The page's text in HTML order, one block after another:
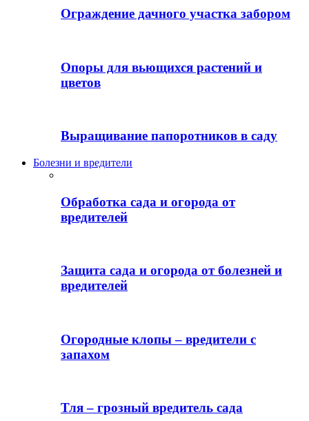
Ограждение дачного участка забором
Опоры для вьющихся растений и
цветов
Выращивание папоротников в саду
Болезни и вредители
Обработка сада и огорода от
вредителей
Защита сада и огорода от болезней и
вредителей
Огородные клопы – вредители с
запахом
Тля – грозный вредитель сада